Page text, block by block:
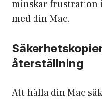
minskar frustration
med din Mac.
återställning
Att hålla din Mac